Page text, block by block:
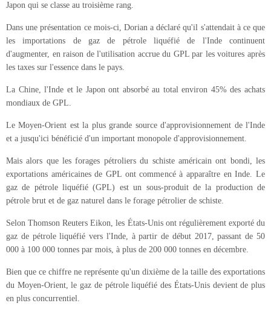
Japon qui se classe au troisième rang.
Dans une présentation ce mois-ci, Dorian a déclaré qu'il s'attendait à ce que
les importations de gaz de pétrole liquéfié de l'Inde continuent
d'augmenter, en raison de l'utilisation accrue du GPL par les voitures après
les taxes sur l'essence dans le pays.
La Chine, l'Inde et le Japon ont absorbé au total environ 45% des achats
mondiaux de GPL.
Le Moyen-Orient est la plus grande source d'approvisionnement de l'Inde
et a jusqu'ici bénéficié d'un important monopole d'approvisionnement.
Mais alors que les forages pétroliers du schiste américain ont bondi, les
exportations américaines de GPL ont commencé à apparaître en Inde. Le
gaz de pétrole liquéfié (GPL) est un sous-produit de la production de
pétrole brut et de gaz naturel dans le forage pétrolier de schiste.
Selon Thomson Reuters Eikon, les États-Unis ont régulièrement exporté du
gaz de pétrole liquéfié vers l'Inde, à partir de début 2017, passant de 50
000 à 100 000 tonnes par mois, à plus de 200 000 tonnes en décembre.
Bien que ce chiffre ne représente qu'un dixième de la taille des exportations
du Moyen-Orient, le gaz de pétrole liquéfié des États-Unis devient de plus
en plus concurrentiel.